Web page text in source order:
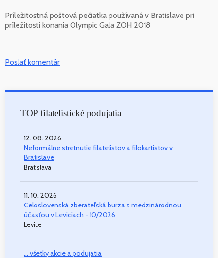
Príležitostná poštová pečiatka používaná v Bratislave pri
príležitosti konania Olympic Gala ZOH 2018
Poslať komentár
TOP filatelistické podujatia
12. 08. 2026
Neformálne stretnutie filatelistov a filokartistov v
Bratislave
Bratislava
11. 10. 2026
Celoslovenská zberateľská burza s medzinárodnou
účasťou v Leviciach - 10/2026
Levice
... všetky akcie a podujatia